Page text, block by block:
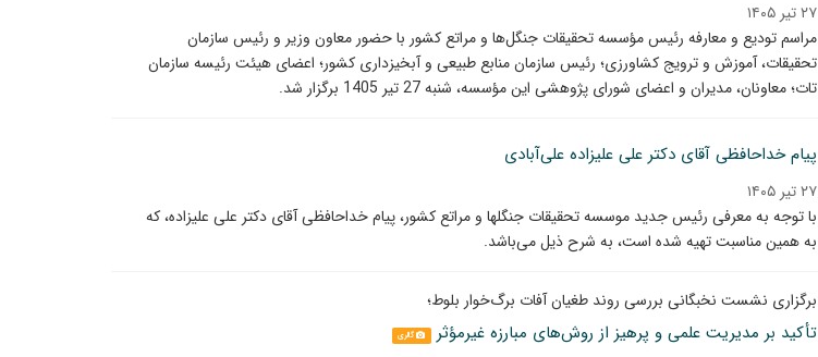
۲۷ تیر ۱۴۰۵
مراسم تودیع و معارفه رئیس مؤسسه تحقیقات جنگل‌ها و مراتع کشور با حضور معاون وزیر و رئیس سازمان
تحقیقات، آموزش و ترویج کشاورزی؛ رئیس سازمان منابع طبیعی و آبخیزداری کشور؛ اعضای هیئت رئیسه سازمان
تات؛ معاونان، مدیران و اعضای شورای پژوهشی این مؤسسه، شنبه 27 تیر 1405 برگزار شد.
پیام خداحافظی آقای دکتر علی علیزاده علی‌آبادی
۲۷ تیر ۱۴۰۵
با توجه به معرفی رئیس جدید موسسه تحقیقات جنگلها و مراتع کشور، پیام خداحافظی آقای دکتر علی علیزاده، که
به همین مناسبت تهیه شده است، به شرح ذیل می‌باشد.
برگزاری نشست نخبگانی بررسی روند طغیان آفات برگ‌خوار بلوط؛
تأکید بر مدیریت علمی و پرهیز از روش‌های مبارزه غیرمؤثر گالری